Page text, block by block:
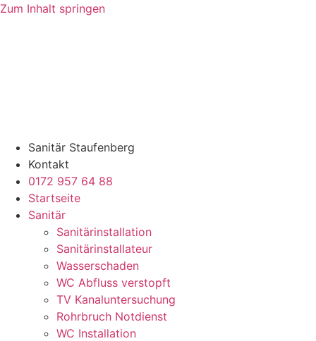
Zum Inhalt springen
Sanitär Staufenberg
Kontakt
0172 957 64 88
Startseite
Sanitär
Sanitärinstallation
Sanitärinstallateur
Wasserschaden
WC Abfluss verstopft
TV Kanaluntersuchung
Rohrbruch Notdienst
WC Installation